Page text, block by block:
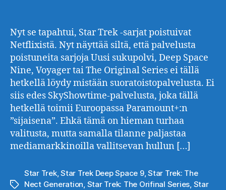
Nyt se tapahtui, Star Trek -sarjat poistuivat
Netflixistä. Nyt näyttää siltä, että palvelusta
poistuneita sarjoja Uusi sukupolvi, Deep Space
Nine, Voyager tai The Original Series ei tällä
hetkellä löydy mistään suoratoistopalvelusta. Ei
siis edes SkyShowtime-palvelusta, joka tällä
hetkellä toimii Euroopassa Paramount+:n
”sijaisena”. Ehkä tämä on hieman turhaa
valitusta, mutta samalla tilanne paljastaa
mediamarkkinoilla vallitsevan hullun […]
Avainsanat
Star Trek,Star Trek Deep Space 9,Star Trek: The
Nect Generation, Star Trek: The Orifinal Series, Star